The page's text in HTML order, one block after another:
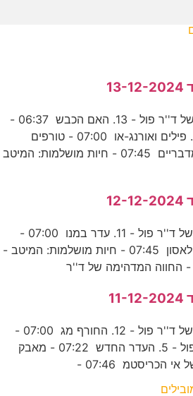
06:16 - החווה המדהימה של ד''ר פול - 13. האם הכבש 06:37 -
חיות מושלמות: המיטב - 1. פילים ואורנג-או 07:00 - טורפים
באפריקה 8 - 2. רוצחים מדבריים 07:45 - חיות מושלמות: המיטב
06:37 - החווה המדהימה של ד''ר פול - 11. עדר במנו 07:00 -
נחשים בעיר 3 - 5. מתכון לאסון 07:45 - חיות מושלמות: המיטב -
06:37 - החווה המדהימה של ד''ר פול - 12. החורף מג 07:00 -
החווה המדהימה של ד''ר פול - 5. העדר החדש 07:22 - מאבק